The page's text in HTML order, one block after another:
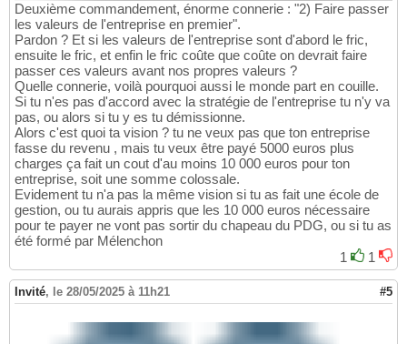
Deuxième commandement, énorme connerie : "2) Faire passer
les valeurs de l'entreprise en premier".
Pardon ? Et si les valeurs de l'entreprise sont d'abord le fric,
ensuite le fric, et enfin le fric coûte que coûte on devrait faire
passer ces valeurs avant nos propres valeurs ?
Quelle connerie, voilà pourquoi aussi le monde part en couille.
Si tu n'es pas d'accord avec la stratégie de l'entreprise tu n'y va
pas, ou alors si tu y es tu démissionne.
Alors c'est quoi ta vision ? tu ne veux pas que ton entreprise
fasse du revenu , mais tu veux être payé 5000 euros plus
charges ça fait un cout d'au moins 10 000 euros pour ton
entreprise, soit une somme colossale.
Evidement tu n'a pas la même vision si tu as fait une école de
gestion, ou tu aurais appris que les 10 000 euros nécessaire
pour te payer ne vont pas sortir du chapeau du PDG, ou si tu as
été formé par Mélenchon
1
1
Invité, le 28/05/2025 à 11h21 #5